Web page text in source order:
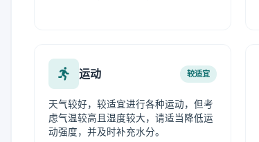
运动 较适宜
天气较好，较适宜进行各种运动，但考
虑气温较高且湿度较大，请适当降低运
动强度，并及时补充水分。